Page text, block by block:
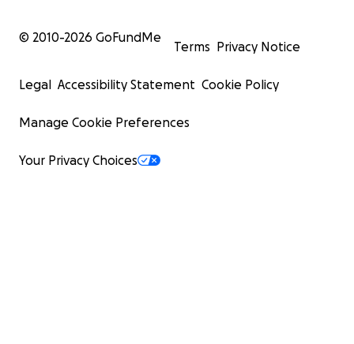
© 2010-2026 GoFundMe
Terms Privacy Notice
Legal Accessibility Statement Cookie Policy
Manage Cookie Preferences
Your Privacy Choices